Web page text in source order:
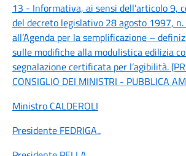
13 - Informativa, ai sensi dell’articolo 9,
del decreto legislativo 28 agosto 1997,
all’Agenda per la semplificazione –
sulle modifiche alla modulistica edilizia
segnalazione certificata per l’agibilità.
CONSIGLIO DEI MINISTRI - PUBBLICA
Ministro CALDEROLI
Presidente FEDRIGA..